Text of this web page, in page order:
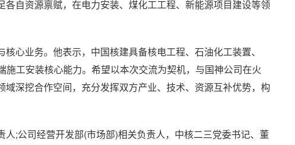
自资源禀赋，在电力安装、煤化工工程、新能源项目建设等领
心业务。他表示，中国核建具备核电工程、石油化工装置、
工安装核心能力。希望以本次交流为契机，与国神公司在火
深挖合作空间，充分发挥双方产业、技术、资源互补优势，构
;公司经营开发部(市场部)相关负责人，中核二三党委书记、董